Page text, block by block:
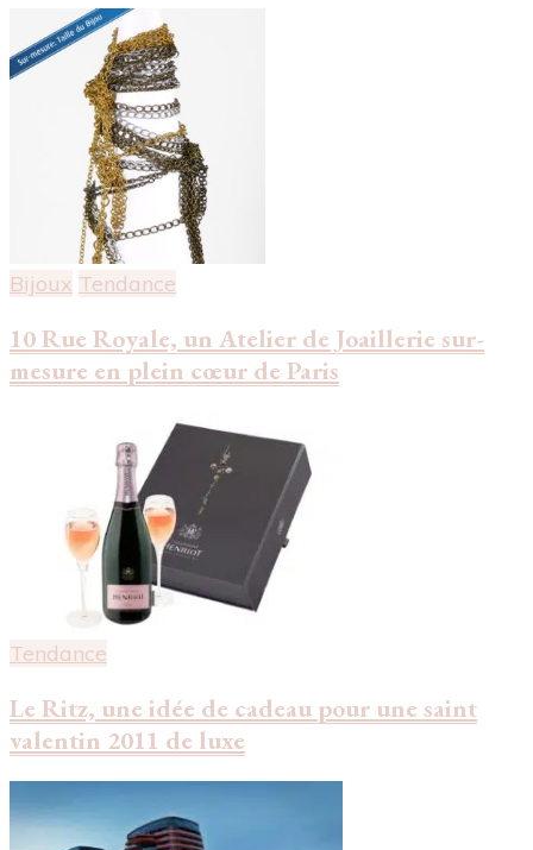
Bijoux Tendance
10 Rue Royale, un Atelier de Joaillerie sur-
mesure en plein cœur de Paris
Tendance
Le Ritz, une idée de cadeau pour une saint
valentin 2011 de luxe